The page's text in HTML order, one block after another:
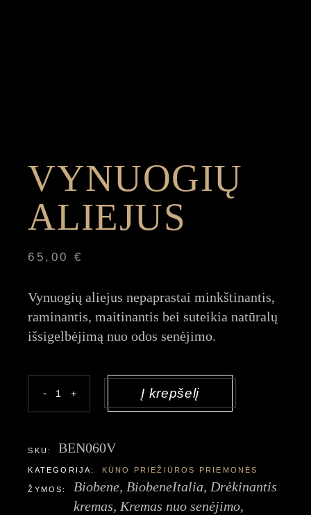
VYNUOGIŲ
ALIEJUS
65,00 €
Vynuogių aliejus nepaprastai minkštinantis,
raminantis, maitinantis bei suteikia natūralų
išsigelbėjimą nuo odos senėjimo.
Vynuogių aliejus kiekis
- + Į krepšelį
SKU: BEN060V
KATEGORIJA: KŪNO PRIEŽIŪROS PRIEMONĖS
ŽYMOS: Biobene, BiobeneItalia, Drėkinantis
kremas, Kremas nuo senėjimo,